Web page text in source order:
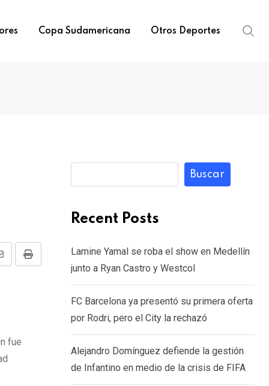
Copa Sudamericana Otros Deportes
Print
fue
Buscar
Recent Posts
Lamine Yamal se roba el show en Medellín
junto a Ryan Castro y Westcol
FC Barcelona ya presentó su primera oferta
por Rodri, pero el City la rechazó
Alejandro Domínguez defiende la gestión
de Infantino en medio de la crisis de FIFA